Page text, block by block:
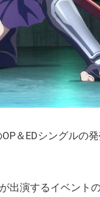
＆EDシングルの
出演するイベント